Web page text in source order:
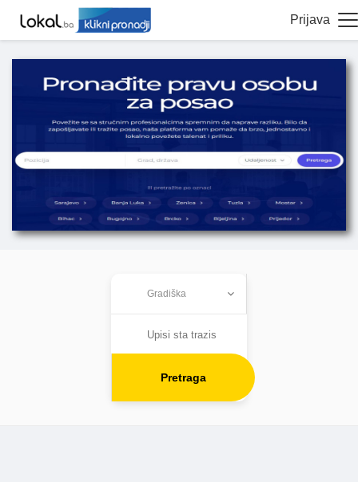
Prijava
Pretraga